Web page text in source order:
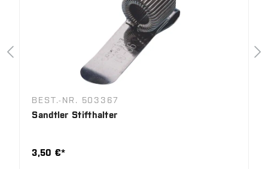
BEST.-NR. 503367
Sandtler Stifthalter
3,50 €*